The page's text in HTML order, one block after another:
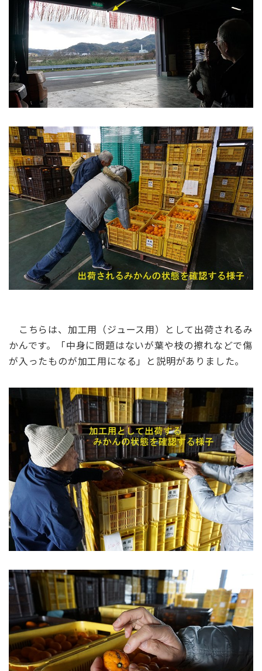
こちらは、加工用（ジュース用）として出荷されるみ
かんです。「中身に問題はないが葉や枝の擦れなどで傷
が入ったものが加工用になる」と説明がありました。